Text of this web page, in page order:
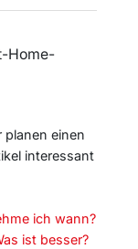
Home-
planen einen
interessant
ich wann?
ist besser?